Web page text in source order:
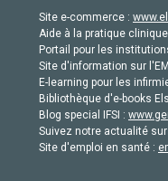
Site e-commerce :
Aide à la pratique
Portail pour les
Site d'information sur
E-learning pour les
Bibliothèque d'e-books
Blog special IFSI :
Suivez notre actualité
Site d'emploi en santé :